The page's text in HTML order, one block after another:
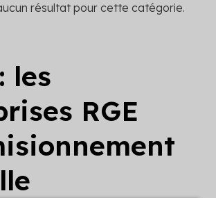
résultat pour cette catégorie.
: les
RGE